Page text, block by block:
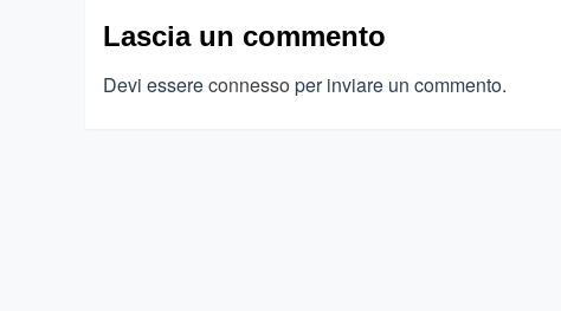
Lascia un commento
Devi essereconnesso per inviare un commento.